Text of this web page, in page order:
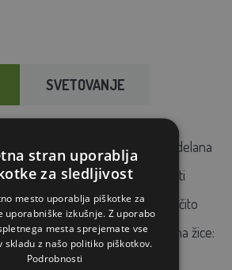
SVETOVANJE
za živino AGROFORTEL je izdelana
žice in je odporna proti
ograjevanje ograd, kletk ali zaščito
Širina mreže: 12x12 mm, debelina žice:
metrov.
stran uporablja
za sledljivost
mesto uporablja piškotke za
uporabniške izkušnje. Z uporabo
mesta sprejemate vse
skladu z našo politiko piškotkov.
Podrobnosti